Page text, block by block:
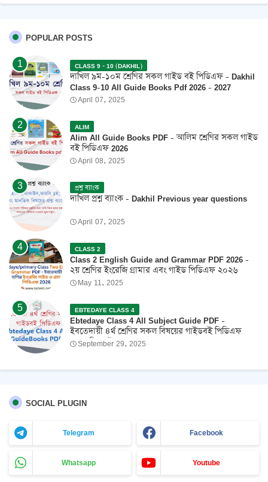
POPULAR POSTS
CLASS 9 - 10 (DAKHIL)
দাখিল ৯ম-১০ম শ্রেণির সকল গাইড বই পিডিএফ - Dakhil
Class 9-10 All Guide Books Pdf 2026 - 2027
April 07, 2025
ALIM
Alim All Guide Books PDF - আলিম শ্রেণির সকল গাইড
বই পিডিএফ 2026
April 08, 2025
প্রশ্ন ব্যাংক
দাখিল প্রশ্ন ব্যাংক - Dakhil Previous year questions
April 07, 2025
CLASS 2
Class 2 English Guide and Grammar PDF 2026 -
২য় শ্রেণির ইংরেজি গ্রামার এবং গাইড পিডিএফ ২০২৬
May 11, 2025
EBTEDAYE CLASS 4
Ebtedaye Class 4 All Subject Guide PDF -
ইবতেদায়ী ৪র্থ শ্রেণির সকল বিষয়ের গাইডবই পিডিএফ
2026 ফ্রি ডাউনলোড
September 29, 2025
SOCIAL PLUGIN
Telegram Facebook
Whatsapp Youtube